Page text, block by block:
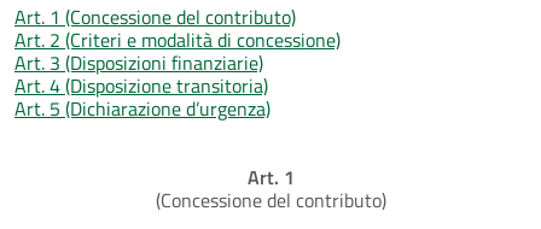
Art. 1 (Concessione del contributo)
Art. 2 (Criteri e modalità di concessione)
Art. 3 (Disposizioni finanziarie)
Art. 4 (Disposizione transitoria)
Art. 5 (Dichiarazione d’urgenza)
Art. 1
(Concessione del contributo)